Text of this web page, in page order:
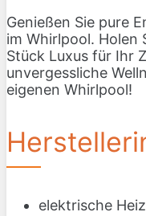
Genießen Sie pure
im Whirlpool. Holen
Stück Luxus für Ihr
unvergessliche
eigenen Whirlpool!
elektrische